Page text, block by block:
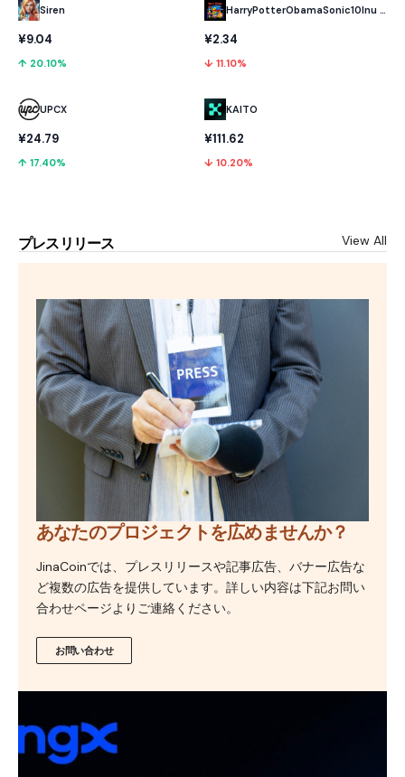
Siren
¥9.04
↑ 20.10%
UPCX
¥24.79
↑ 17.40%
HarryPotterObamaSonic10Inu (ETH)
¥2.34
↓ 11.10%
KAITO
¥111.62
↓ 10.20%
プレスリリース View All
あなたのプロジェクトを広めませんか？
JinaCoinでは、プレスリリースや記事広告、バナー広告な
ど複数の広告を提供しています。詳しい内容は下記お問い
合わせページよりご連絡ください。
お問い合わせ